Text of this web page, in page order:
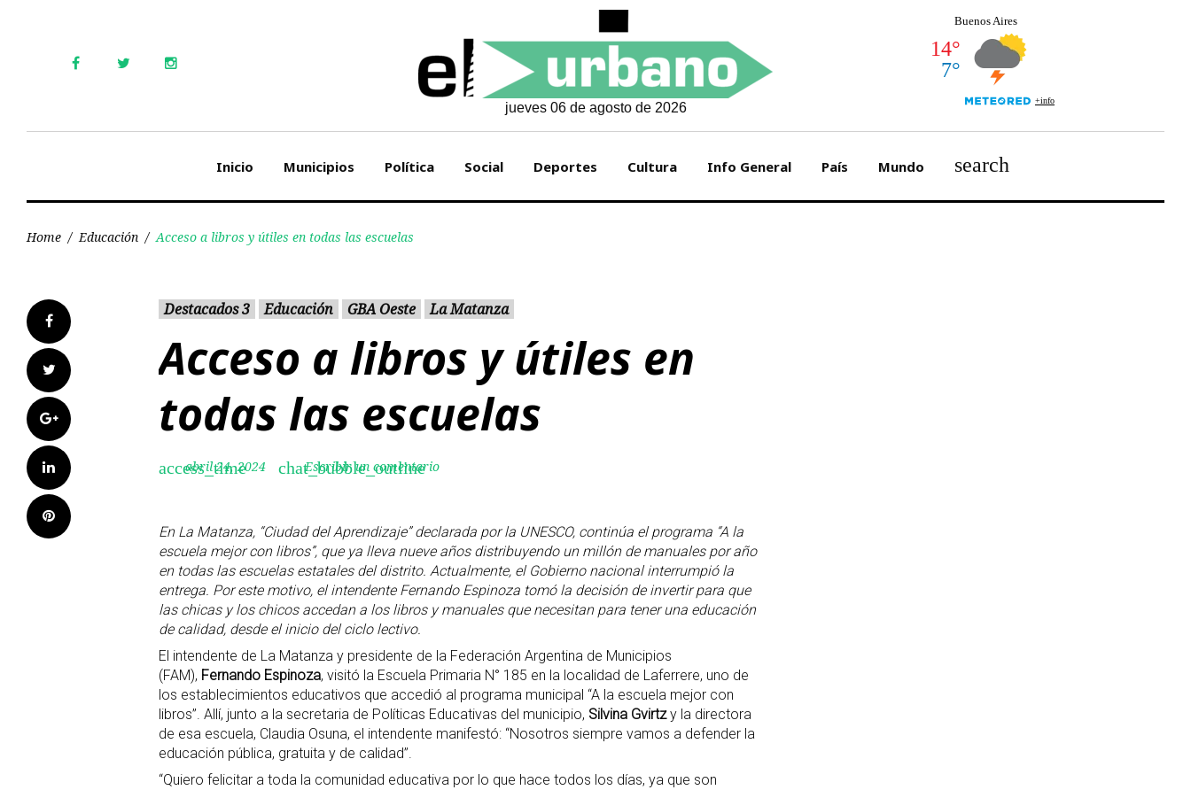
jueves 06 de agosto de 2026
Inicio Municipios Política Social Deportes Cultura Info General País Mundo search
Home / Educación / Acceso a libros y útiles en todas las escuelas
Facebook
Twitter
Google+
LinkedIn
Pinterest
Destacados 3 Educación GBA Oeste La Matanza
Acceso a libros y útiles en
todas las escuelas
access_time
abril 24, 2024 chat_bubble_outline
Escribir un comentario
En La Matanza, “Ciudad del Aprendizaje” declarada por la UNESCO, continúa el programa “A la
escuela mejor con libros”, que ya lleva nueve años distribuyendo un millón de manuales por año
en todas las escuelas estatales del distrito. Actualmente, el Gobierno nacional interrumpió la
entrega. Por este motivo, el intendente Fernando Espinoza tomó la decisión de invertir para que
las chicas y los chicos accedan a los libros y manuales que necesitan para tener una educación
de calidad, desde el inicio del ciclo lectivo.
El intendente de La Matanza y presidente de la Federación Argentina de Municipios
(FAM), Fernando Espinoza, visitó la Escuela Primaria N° 185 en la localidad de Laferrere, uno de
los establecimientos educativos que accedió al programa municipal “A la escuela mejor con
libros”. Allí, junto a la secretaria de Políticas Educativas del municipio, Silvina Gvirtzy la directora
de esa escuela, Claudia Osuna, el intendente manifestó: “Nosotros siempre vamos a defender la
educación pública, gratuita y de calidad”.
“Quiero felicitar a toda la comunidad educativa por lo que hace todos los días, ya que son